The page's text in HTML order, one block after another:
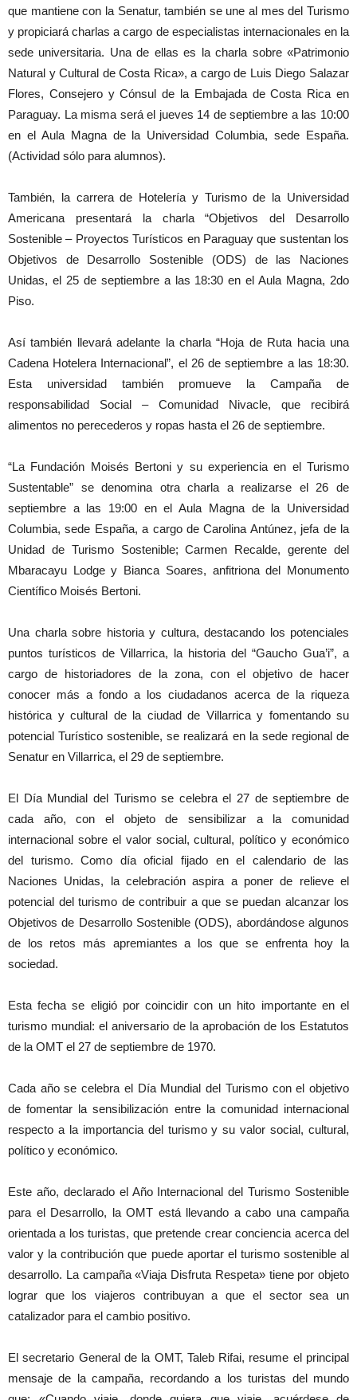
que mantiene con la Senatur, también se une al mes del Turismo
y propiciará charlas a cargo de especialistas internacionales en la
sede universitaria. Una de ellas es la charla sobre «Patrimonio
Natural y Cultural de Costa Rica», a cargo de Luis Diego Salazar
Flores, Consejero y Cónsul de la Embajada de Costa Rica en
Paraguay. La misma será el jueves 14 de septiembre a las 10:00
en el Aula Magna de la Universidad Columbia, sede España.
(Actividad sólo para alumnos).
También, la carrera de Hotelería y Turismo de la Universidad
Americana presentará la charla “Objetivos del Desarrollo
Sostenible – Proyectos Turísticos en Paraguay que sustentan los
Objetivos de Desarrollo Sostenible (ODS) de las Naciones
Unidas, el 25 de septiembre a las 18:30 en el Aula Magna, 2do
Piso.
Así también llevará adelante la charla “Hoja de Ruta hacia una
Cadena Hotelera Internacional”, el 26 de septiembre a las 18:30.
Esta universidad también promueve la Campaña de
responsabilidad Social – Comunidad Nivacle, que recibirá
alimentos no perecederos y ropas hasta el 26 de septiembre.
“La Fundación Moisés Bertoni y su experiencia en el Turismo
Sustentable” se denomina otra charla a realizarse el 26 de
septiembre a las 19:00 en el Aula Magna de la Universidad
Columbia, sede España, a cargo de Carolina Antúnez, jefa de la
Unidad de Turismo Sostenible; Carmen Recalde, gerente del
Mbaracayu Lodge y Bianca Soares, anfitriona del Monumento
Científico Moisés Bertoni.
Una charla sobre historia y cultura, destacando los potenciales
puntos turísticos de Villarrica, la historia del “Gaucho Gua’i”, a
cargo de historiadores de la zona, con el objetivo de hacer
conocer más a fondo a los ciudadanos acerca de la riqueza
histórica y cultural de la ciudad de Villarrica y fomentando su
potencial Turístico sostenible, se realizará en la sede regional de
Senatur en Villarrica, el 29 de septiembre.
El Día Mundial del Turismo se celebra el 27 de septiembre de
cada año, con el objeto de sensibilizar a la comunidad
internacional sobre el valor social, cultural, político y económico
del turismo. Como día oficial fijado en el calendario de las
Naciones Unidas, la celebración aspira a poner de relieve el
potencial del turismo de contribuir a que se puedan alcanzar los
Objetivos de Desarrollo Sostenible (ODS), abordándose algunos
de los retos más apremiantes a los que se enfrenta hoy la
sociedad.
Esta fecha se eligió por coincidir con un hito importante en el
turismo mundial: el aniversario de la aprobación de los Estatutos
de la OMT el 27 de septiembre de 1970.
Cada año se celebra el Día Mundial del Turismo con el objetivo
de fomentar la sensibilización entre la comunidad internacional
respecto a la importancia del turismo y su valor social, cultural,
político y económico.
Este año, declarado el Año Internacional del Turismo Sostenible
para el Desarrollo, la OMT está llevando a cabo una campaña
orientada a los turistas, que pretende crear conciencia acerca del
valor y la contribución que puede aportar el turismo sostenible al
desarrollo. La campaña «Viaja Disfruta Respeta» tiene por objeto
lograr que los viajeros contribuyan a que el sector sea un
catalizador para el cambio positivo.
El secretario General de la OMT, Taleb Rifai, resume el principal
mensaje de la campaña, recordando a los turistas del mundo